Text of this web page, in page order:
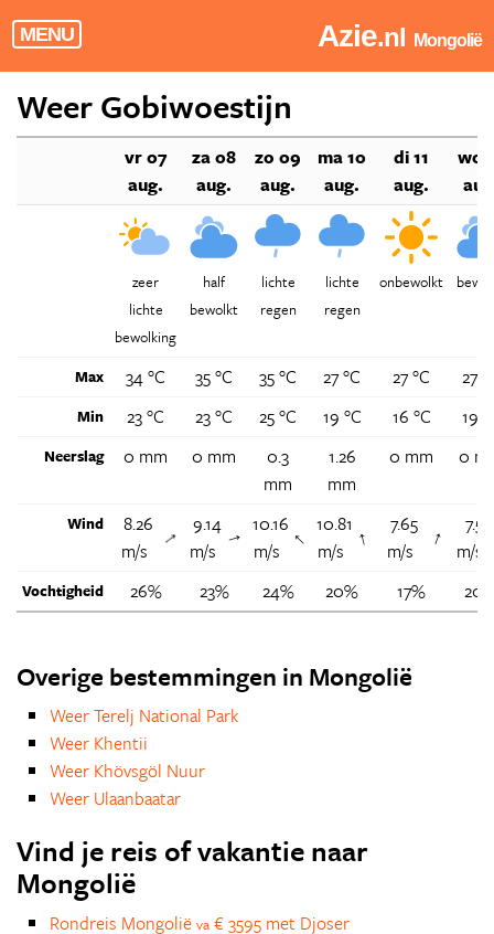
MENU Azie.nl Mongolië
Weer Gobiwoestijn
vr 07
aug.
za 08
aug.
zo 09
aug.
ma 10
aug.
di 11
aug.
wo
zeer
lichte
bewolking
half
bewolkt
lichte
regen
lichte
regen
onbewolkt
Max 34 °C 35 °C 35 °C 27 °C 27 °C 27
Min 23 °C 23 °C 25 °C 19 °C 16 °C 19
Neerslag 0 mm 0 mm
0.3
mm
1.26
mm
0 mm 0
Wind
8.26
m/s
↑
9.14
m/s
↑
10.16
m/s
↑
10.81
m/s
↑
7.65
m/s
↑
7.5
m/s
Vochtigheid 26% 23% 24% 20% 17%
Overige bestemmingen in Mongolië
Weer Terelj National Park
Weer Khentii
Weer Khövsgöl Nuur
Weer Ulaanbaatar
Vind je reis of vakantie naar
Mongolië
Rondreis Mongolië va € 3595 met Djoser